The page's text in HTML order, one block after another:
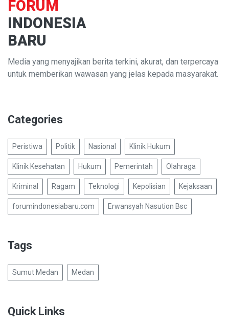
FORUM
INDONESIA
BARU
Media yang menyajikan berita terkini, akurat, dan terpercaya
untuk memberikan wawasan yang jelas kepada masyarakat.
Categories
Peristiwa Politik Nasional Klinik Hukum
Klinik Kesehatan Hukum Pemerintah Olahraga
Kriminal Ragam Teknologi Kepolisian Kejaksaan
forumindonesiabaru.com Erwansyah Nasution Bsc
Tags
Sumut Medan Medan
Quick Links